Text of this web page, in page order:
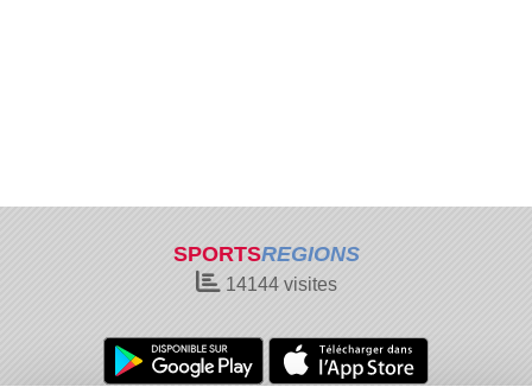
SPORTSREGIONS
14144visites